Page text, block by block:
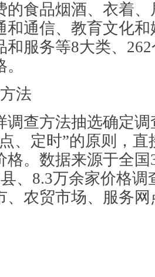
的食品烟酒、衣着
和通信、教育文化
和服务等8大类、
法
查方法抽选确定调
、定时”的原则，
格。数据来源于全
、8.3万余家价格调
、农贸市场、服务